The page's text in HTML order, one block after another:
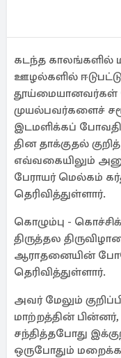
கடந்த காலங்களில்
ஊழல்களில்
தூய்மையானவர்கள்
முயல்பவர்களைச்
இடமளிக்கப்
தின தாக்குதல்
எவ்வகையிலும்
பேராயர் மெல்கம்
தெரிவித்துள்ளார்.
கொழும்பு -
திருத்தல
ஆராதனையின்
தெரிவித்துள்ளார்.
அவர் மேலும்
மாற்றத்தின் பின்னர்,
சந்தித்தபோது
ஒருபோதும்